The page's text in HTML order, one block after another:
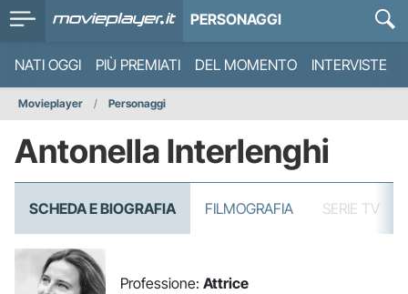
PERSONAGGI
NATI OGGI PIÙ PREMIATI DEL MOMENTO INTERVISTE
Movieplayer Personaggi
Antonella Interlenghi
SCHEDA E BIOGRAFIA FILMOGRAFIA SERIE TV
Professione: Attrice